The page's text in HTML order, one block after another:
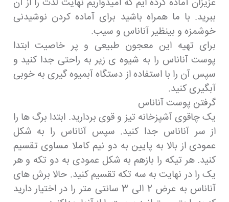
ببرید. با ما همراه باشید برای آماده کردن نوشیدنی
خوشمزه و بینظیر آناناس و سیب.
برای تهیه این معجون طبیعی و پر خاصیت ابتدا
پوست آناناس را به شیوه ی زیر به راحتی جدا کنید و
سپس آن را با استفاده از دستگاه آبمیوه گیری به خوبی
آبگیری کنید.
گرفتن پوست آناناس
یک چاقوی آشپزخانه تیز و قوی بردارید. ابتدا برگ ها را
از سر آناناس جدا کنید. سپس آناناس را به شکل
عمودی از بالا به پایین به دو نیم کاملا مساوی تقسیم
کنید. هر تیکه را بازهم به شکل عمودی به دو تکه و هر
یک را در نهایت به سه تکه تقسیم کنید. حالا برش های
آناناس به عرض 2 الی 3 سانتی متر را در اختیار دارید